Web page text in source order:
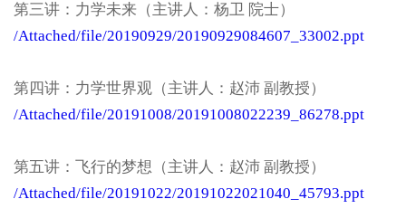
第三讲：力学未来（主讲人：杨卫 院士）
/Attached/file/20190929/20190929084607_33002.ppt
第四讲：力学世界观（主讲人：赵沛 副教授）
/Attached/file/20191008/20191008022239_86278.ppt
第五讲：飞行的梦想（主讲人：赵沛 副教授）
/Attached/file/20191022/20191022021040_45793.ppt